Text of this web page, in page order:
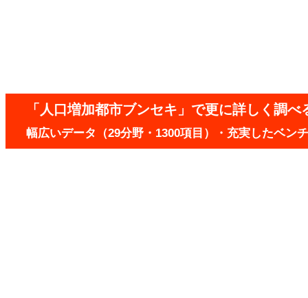
「人口増加都市ブンセキ」で更に詳しく調べ
幅広いデータ（29分野・1300項目）・充実したベン